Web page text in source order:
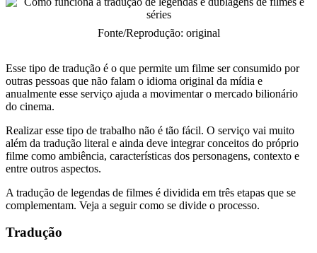
Fonte/Reprodução: original
Esse tipo de tradução é o que permite um filme ser consumido por
outras pessoas que não falam o idioma original da mídia e
anualmente esse serviço ajuda a movimentar o mercado bilionário
do cinema.
Realizar esse tipo de trabalho não é tão fácil. O serviço vai muito
além da tradução literal e ainda deve integrar conceitos do próprio
filme como ambiência, características dos personagens, contexto e
entre outros aspectos.
A tradução de legendas de filmes é dividida em três etapas que se
complementam. Veja a seguir como se divide o processo.
Tradução